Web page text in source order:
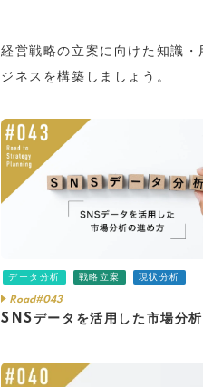
経営戦略の立案に向けた知識
ジネスを構築しましょう。
データ分析 戦略立案 現状分析
Road#043
SNSデータを活用した市場分析